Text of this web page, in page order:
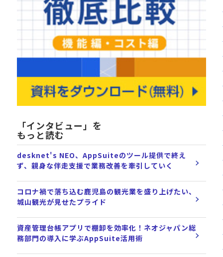
「インタビュー」を
もっと読む
desknet's NEO、AppSuiteのツール提供で終え
ず、親身な伴走支援で業務改善を牽引していく
コロナ禍で落ち込む鹿児島の観光業を盛り上げたい、
城山観光が見せたプライド
資産管理台帳アプリで棚卸を効率化！ネオジャパン総
務部門の導入に学ぶAppSuite活用術